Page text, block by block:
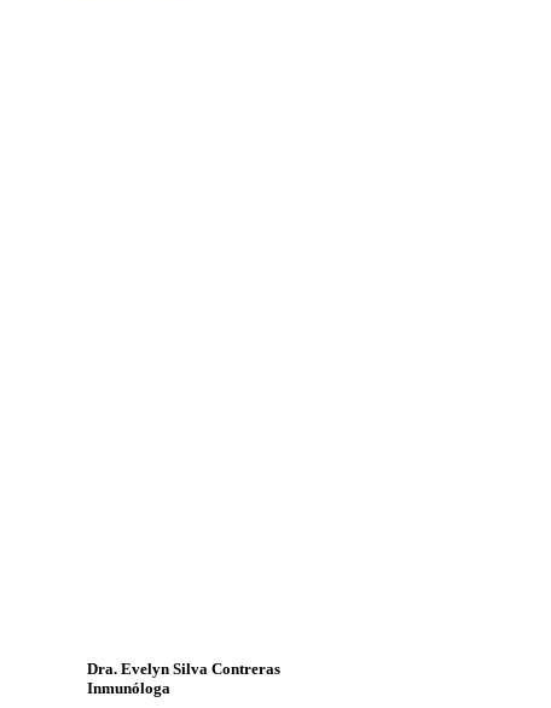
Dra. Evelyn Silva Contreras
Inmunóloga